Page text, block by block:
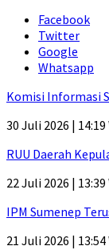
Facebook
Twitter
Google
Whatsapp
Komisi Informasi
30 Juli 2026 | 14:19
RUU Daerah
22 Juli 2026 | 13:39
IPM Sumenep
21 Juli 2026 | 13:54